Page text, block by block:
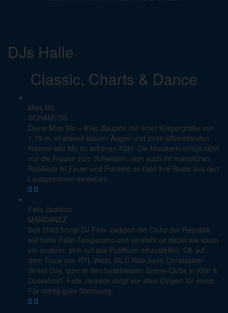
DJs Halle
Classic, Charts & Dance
Miss Mo
SCHAMLOS
Djane Miss Mo – 81er Baujahr, mit einer Körpergröße von
1.75 m, strahlend blauen Augen und ihren silberblonden
Haaren lebt Mo im schönen Köln. Die Musikerin bringt nicht
nur die Frauen zum Schwitzen, nein auch ihr männliches
Publikum ist Feuer und Flamme so bald ihre Beats aus den
Lautsprechern einsetzen.
Felix Jackson
MANDANZZ
Seit 2003 bringt DJ Felix Jackson die Clubs der Republik
auf hohe Feier-Temperatur und versteht es dabei wie kaum
ein anderer, sich auf das Publikum einzustellen. Ob auf
dem Truck von RTL West, BILD Köln beim Christopher
Street Day, oder in den beliebtesten Szene-Clubs in Köln &
Düsseldorf, Felix Jackson sorgt vor allen Dingen für eines:
Für richtig gute Stimmung.